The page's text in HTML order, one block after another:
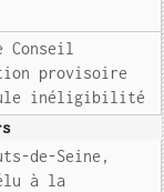
provisoire
inéligibilité
de-Seine,
à la